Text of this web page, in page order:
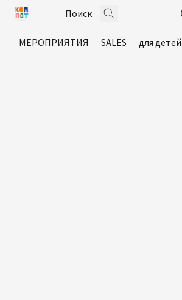
МЕРОПРИЯТИЯ SALES для детей